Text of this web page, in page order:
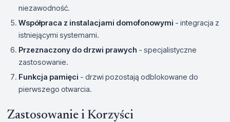
niezawodność.
Współpraca z instalacjami domofonowymi - integracja z
istniejącymi systemami.
Przeznaczony do drzwi prawych - specjalistyczne
zastosowanie.
Funkcja pamięci - drzwi pozostają odblokowane do
pierwszego otwarcia.
Zastosowanie i Korzyści